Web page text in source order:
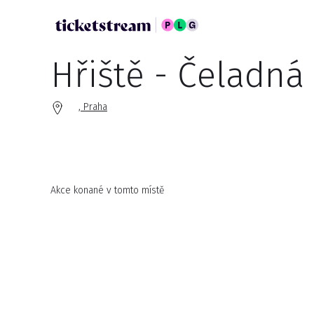
Hřiště - Čeladná
, Praha
Akce konané v tomto místě